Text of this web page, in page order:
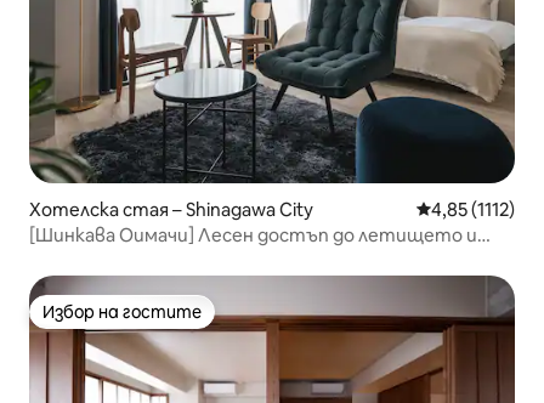
Хотелска стая – Shinagawa City Средна
4,85 (1112)
[Шинкава Оимачи] Лесен достъп до летището и
както за бизнес, така и за пътувания
Избор на гостите
Избор на гостите